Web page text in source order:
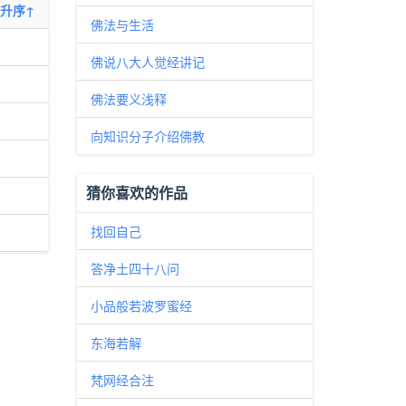
升序↑
佛法与生活
佛说八大人觉经讲记
佛法要义浅释
向知识分子介绍佛教
猜你喜欢的作品
找回自己
答净土四十八问
小品般若波罗蜜经
东海若解
梵网经合注